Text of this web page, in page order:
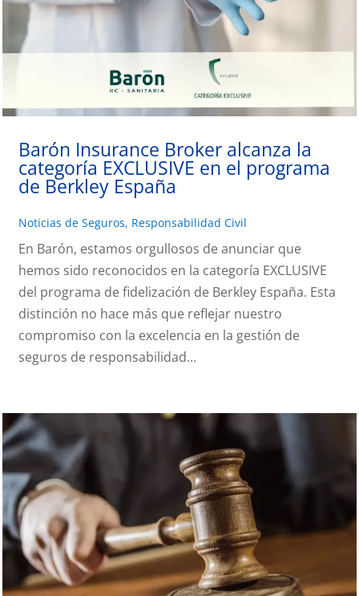
Barón Insurance Broker alcanza la
categoría EXCLUSIVE en el programa
de Berkley España
Noticias de Seguros, Responsabilidad Civil
En Barón, estamos orgullosos de anunciar que
hemos sido reconocidos en la categoría EXCLUSIVE
del programa de fidelización de Berkley España. Esta
distinción no hace más que reflejar nuestro
compromiso con la excelencia en la gestión de
seguros de responsabilidad...